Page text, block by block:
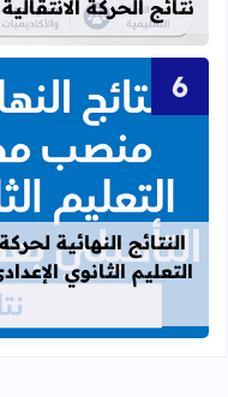
نتائج الحركة
النتائج النهائية
التعليم الثانوي